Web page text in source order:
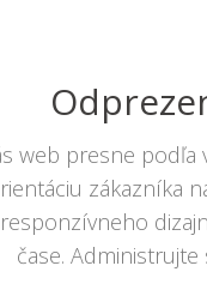
web presne podľa
zákazníka
čase.